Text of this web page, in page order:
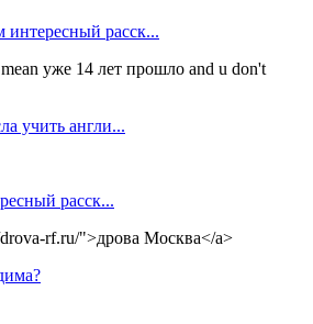
расск...
уже 14 лет прошло and u don't
учить англи...
расск...
rf.ru/">дрова Москва</a>